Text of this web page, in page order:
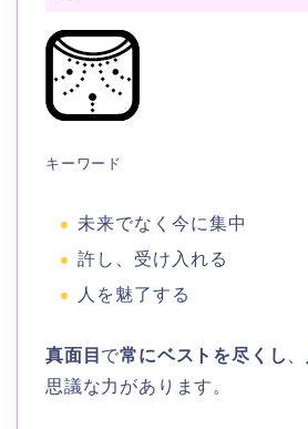
キーワード
未来でなく今に集中
許し、受け入れる
人を魅了する
真面目 で常にベストを尽くし
思議な力があります。